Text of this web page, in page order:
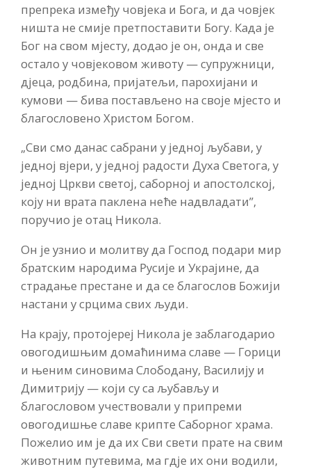
препрека између човјека и Бога, и да човјек
ништа не смије претпоставити Богу. Када је
Бог на свом мјесту, додао је он, онда и све
остало у човјековом животу — супружници,
дјеца, родбина, пријатељи, парохијани и
кумови — бива постављено на своје мјесто и
благословено Христом Богом.
„Сви смо данас сабрани у једној љубави, у
једној вјери, у једној радости Духа Светога, у
једној Цркви светој, саборној и апостолској,
коју ни врата паклена неће надвладати”,
поручио је отац Никола.
Он је узнио и молитву да Господ подари мир
братским народима Русије и Украјине, да
страдање престане и да се благослов Божији
настани у срцима свих људи.
На крају, протојереј Никола је заблагодарио
овогодишњим домаћинима славе — Горици
и њеним синовима Слободану, Василију и
Димитрију — који су са љубављу и
благословом учествовали у припреми
овогодишње славе крипте Саборног храма.
Пожелио им је да их Сви свети прате на свим
животним путевима, ма гдје их они водили,